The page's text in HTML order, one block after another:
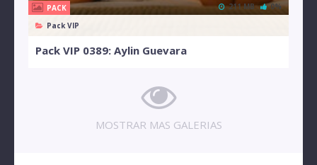
PACK
Pack VIP
211 MB 0%
Pack VIP 0389: Aylin Guevara
MOSTRAR MAS GALERIAS